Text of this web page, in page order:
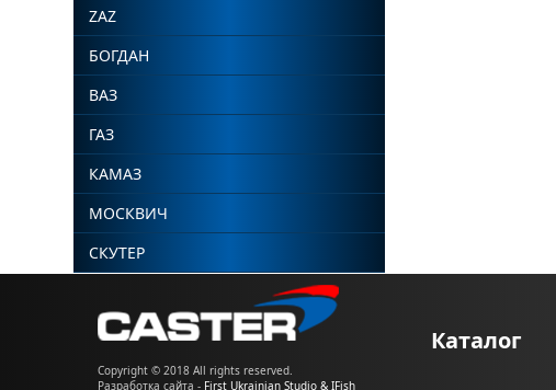
ZAZ
БОГДАН
ВАЗ
ГАЗ
КАМАЗ
МОСКВИЧ
СКУТЕР
Copyright © 2018 All rights reserved.
Разработка сайта - First Ukrainian Studio & IFish
Каталог